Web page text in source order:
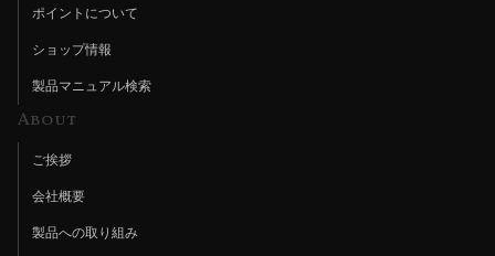
ポイントについて
ショップ情報
製品マニュアル検索
About
ご挨拶
会社概要
製品への取り組み